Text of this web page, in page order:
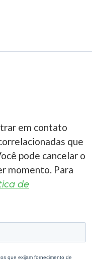
em contato
que
pode cancelar o
momento. Para
de